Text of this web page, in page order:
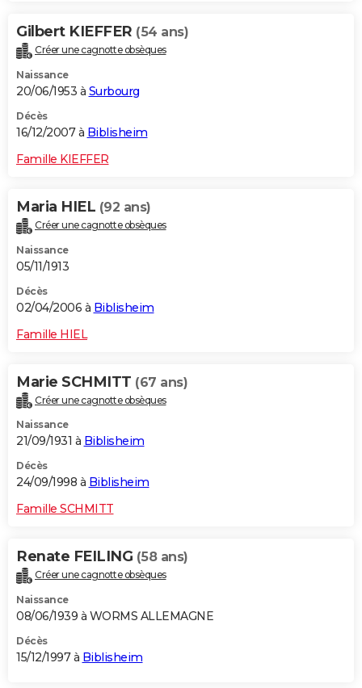
Gilbert KIEFFER (54 ans)
Créer une cagnotte obsèques
Naissance
20/06/1953 à Surbourg
Décès
16/12/2007 à Biblisheim
Famille KIEFFER
Maria HIEL (92 ans)
Créer une cagnotte obsèques
Naissance
05/11/1913
Décès
02/04/2006 à Biblisheim
Famille HIEL
Marie SCHMITT (67 ans)
Créer une cagnotte obsèques
Naissance
21/09/1931 à Biblisheim
Décès
24/09/1998 à Biblisheim
Famille SCHMITT
Renate FEILING (58 ans)
Créer une cagnotte obsèques
Naissance
08/06/1939 à WORMS ALLEMAGNE
Décès
15/12/1997 à Biblisheim